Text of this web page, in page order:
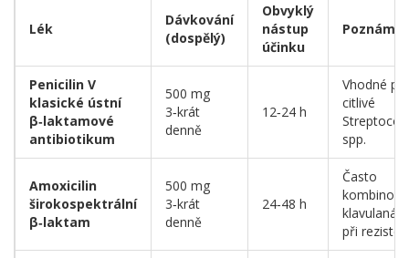
Lék
Dávkování
(dospělý)
Obvyklý
nástup
účinku
Penicilin V
klasické ústní
β‑laktamové
antibiotikum
500 mg
3‑krát
denně
12‑24 h
Vhodné
citlivé
spp.
Amoxicilin
širokospektrální
β‑laktam
500 mg
3‑krát
denně
24‑48 h
Často
při